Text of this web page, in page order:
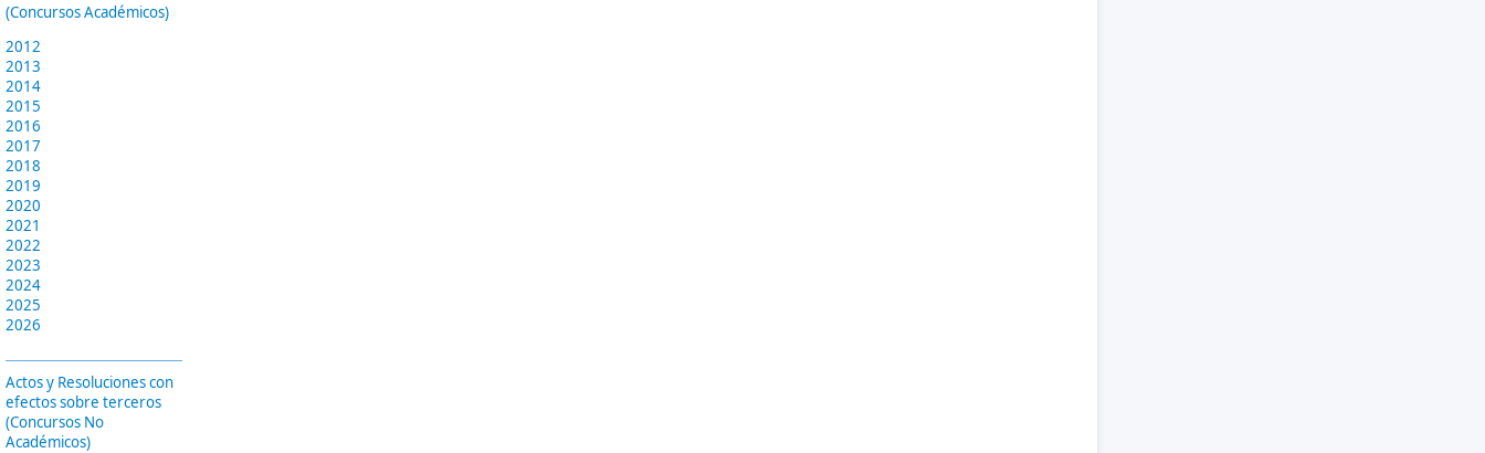
(Concursos Académicos)
2012
2013
2014
2015
2016
2017
2018
2019
2020
2021
2022
2023
2024
2025
2026
Actos y Resoluciones con
efectos sobre terceros
(Concursos No
Académicos)